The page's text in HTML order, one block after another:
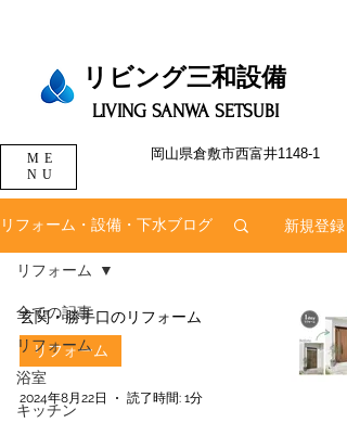
リビング三和設備​​​
LIVING SANWA SETSUBI
ME
NU
岡山県倉敷市西富井1148-1
リフォーム・設備・下水ブログ 新規登録
全ての記事
リフォーム
浴室
キッチン
リフォーム
玄関・勝手口のリフォーム
リフォーム
2024年8月22日 読了時間: 1分